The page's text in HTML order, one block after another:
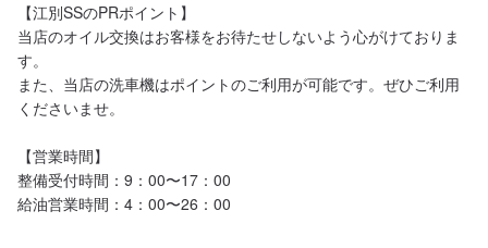
【江別SSのPRポイント】
当店のオイル交換はお客様をお待たせしないよう心がけておりま
す。
また、当店の洗車機はポイントのご利用が可能です。ぜひご利用
くださいませ。
【営業時間】
整備受付時間：9：00〜17：00
給油営業時間：4：00〜26：00